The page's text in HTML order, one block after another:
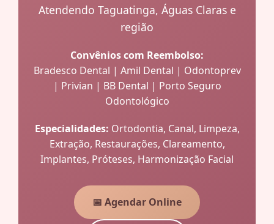
Atendendo Taguatinga, Águas Claras e
região
Convênios com Reembolso:
Bradesco Dental | Amil Dental | Odontoprev
| Privian | BB Dental | Porto Seguro
Odontológico
Especialidades: Ortodontia, Canal, Limpeza,
Extração, Restaurações, Clareamento,
Implantes, Próteses, Harmonização Facial
📅 Agendar Online